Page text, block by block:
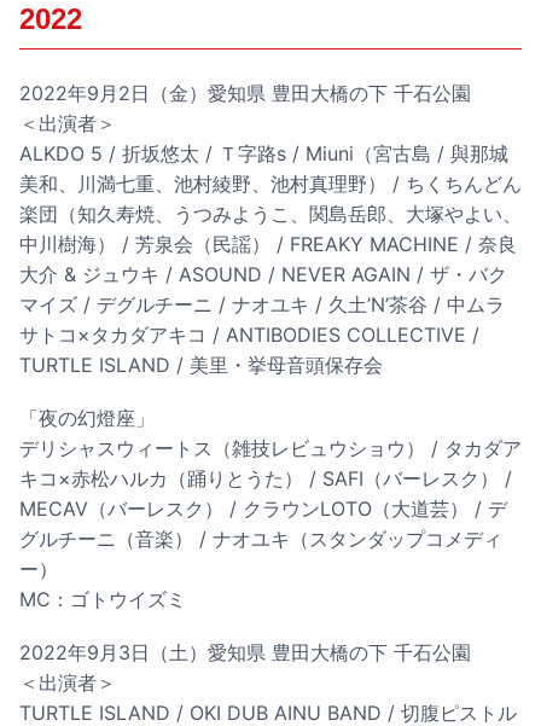
2022
2022年9月2日（金）愛知県 豊田大橋の下 千石公園
＜出演者＞
ALKDO 5 / 折坂悠太 / Ｔ字路s / Miuni（宮古島 / 與那城
美和、川満七重、池村綾野、池村真理野） / ちくちんどん
楽団（知久寿焼、うつみようこ、関島岳郎、大塚やよい、
中川樹海） / 芳泉会（民謡） / FREAKY MACHINE / 奈良
大介 & ジュウキ / ASOUND / NEVER AGAIN / ザ・バク
マイズ / デグルチーニ / ナオユキ / 久土’N’茶谷 / 中ムラ
サトコ×タカダアキコ / ANTIBODIES COLLECTIVE /
TURTLE ISLAND / 美里・挙母音頭保存会
「夜の幻燈座」
デリシャスウィートス（雑技レビュウショウ） / タカダア
キコ×赤松ハルカ（踊りとうた） / SAFI（バーレスク） /
MECAV（バーレスク） / クラウンLOTO（大道芸） / デ
グルチーニ（音楽） / ナオユキ（スタンダップコメディ
ー）
MC：ゴトウイズミ
2022年9月3日（土）愛知県 豊田大橋の下 千石公園
＜出演者＞
TURTLE ISLAND / OKI DUB AINU BAND / 切腹ピストル